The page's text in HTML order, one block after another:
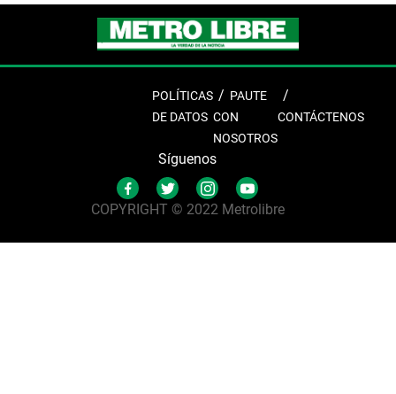
POLÍTICAS
DE DATOS
PAUTE
CON
NOSOTROS
CONTÁCTENOS
Síguenos
COPYRIGHT © 2022 Metrolibre